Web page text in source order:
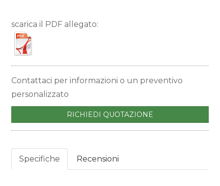
scarica il PDF allegato:
Contattaci per informazioni o un preventivo
personalizzato
RICHIEDI QUOTAZIONE
Specifiche Recensioni